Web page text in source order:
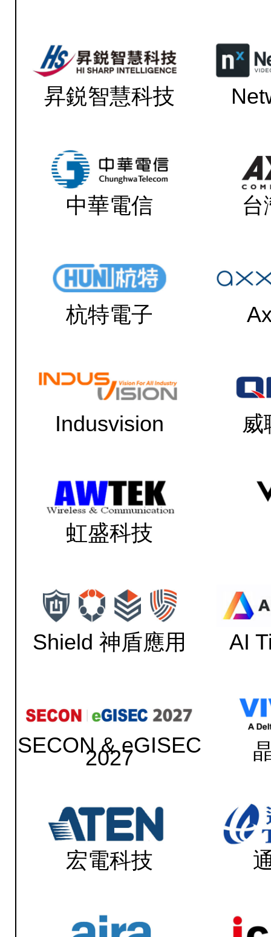
昇鋭智慧科技
中華電信 台
杭特電子
Indusvision 威
虹盛科技
Shield 神盾應用 AI
SECON & eGISEC
2027
宏電科技